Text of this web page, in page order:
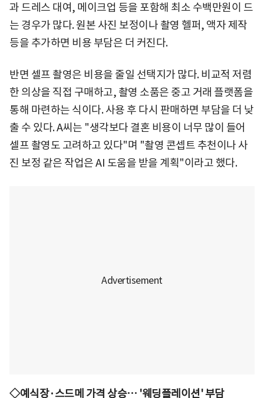
과 드레스 대여, 메이크업 등을 포함해 최소 수백만원이 드
는 경우가 많다. 원본 사진 보정이나 촬영 헬퍼, 액자 제작
등을 추가하면 비용 부담은 더 커진다.
반면 셀프 촬영은 비용을 줄일 선택지가 많다. 비교적 저렴
한 의상을 직접 구매하고, 촬영 소품은 중고 거래 플랫폼을
통해 마련하는 식이다. 사용 후 다시 판매하면 부담을 더 낮
출 수 있다. A씨는 "생각보다 결혼 비용이 너무 많이 들어
셀프 촬영도 고려하고 있다"며 "촬영 콘셉트 추천이나 사
진 보정 같은 작업은 AI 도움을 받을 계획"이라고 했다.
◇예식장·스드메 가격 상승… '웨딩플레이션' 부담